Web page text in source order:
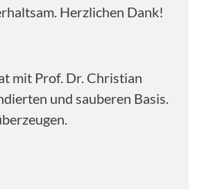
Herzlichen Dank!
mit Prof. Dr. Christian
und sauberen Basis.